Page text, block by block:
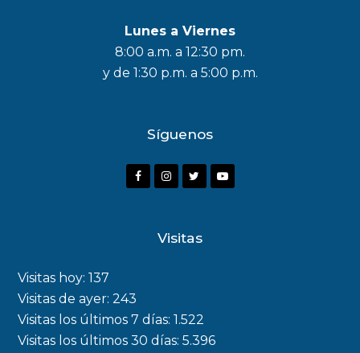
Lunes a Viernes
8:00 a.m. a 12:30 pm.
y de 1:30 p.m. a 5:00 p.m.
Síguenos
F
o
k
I
a
r
Y
Visitas
Visitas hoy:137
Visitas de ayer:243
Visitas los últimos 7 días:1.522
Visitas los últimos 30 días:5.396